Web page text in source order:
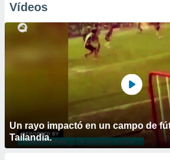
Vídeos
Un rayo impactó en un campo de
Tailandia.